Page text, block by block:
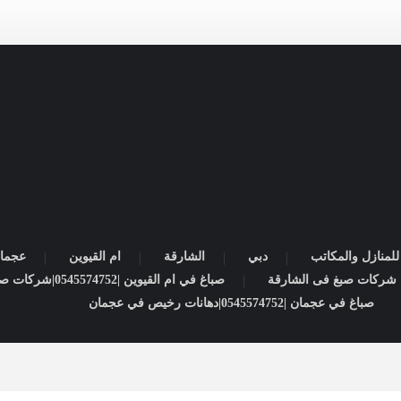
والمكاتب دبي الشارقة ام القيوين
صباغ في ام القيوين |0545574752|شركات صبغ
صباغ في عجمان |0545574752|دهانات رخيص في عجمان